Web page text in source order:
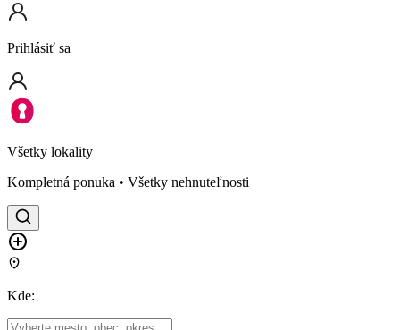
Prihlásiť sa
Všetky lokality
Kompletná ponuka • Všetky nehnuteľnosti
Kde: